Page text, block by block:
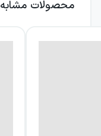
محصولات مشابه